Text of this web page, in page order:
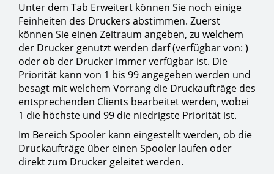
Unter dem Tab Erweitert können Sie noch einige
Feinheiten des Druckers abstimmen. Zuerst
können Sie einen Zeitraum angeben, zu welchem
der Drucker genutzt werden darf (verfügbar von: )
oder ob der Drucker Immer verfügbar ist. Die
Priorität kann von 1 bis 99 angegeben werden und
besagt mit welchem Vorrang die Druckaufträge des
entsprechenden Clients bearbeitet werden, wobei
1 die höchste und 99 die niedrigste Priorität ist.
Im Bereich Spooler kann eingestellt werden, ob die
Druckaufträge über einen Spooler laufen oder
direkt zum Drucker geleitet werden.